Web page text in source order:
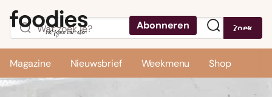
Abonneren Zoek
Magazine Nieuwsbrief Weekmenu Shop